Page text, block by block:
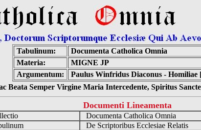
Tabulinum:
Documenta Catholica Omnia
Materia:
MIGNE JP
Argumentum:
Paulus Winfridus Diaconus - Homiliae
Beata Semper Virgine Maria Intercedente, Spiritus
Documenti Lineamenta
Documenta Catholica Omnia
De Scriptoribus Ecclesiae Relatis